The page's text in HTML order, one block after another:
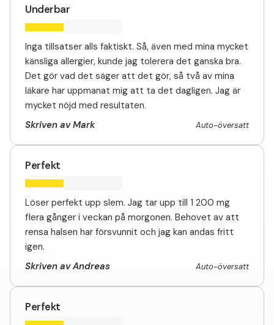
Underbar
Inga tillsatser alls faktiskt. Så, även med mina mycket
känsliga allergier, kunde jag tolerera det ganska bra.
Det gör vad det säger att det gör, så två av mina
läkare har uppmanat mig att ta det dagligen. Jag är
mycket nöjd med resultaten.
Skriven av Mark
Auto-översatt
Perfekt
Löser perfekt upp slem. Jag tar upp till 1 200 mg
flera gånger i veckan på morgonen. Behovet av att
rensa halsen har försvunnit och jag kan andas fritt
igen.
Skriven av Andreas
Auto-översatt
Perfekt